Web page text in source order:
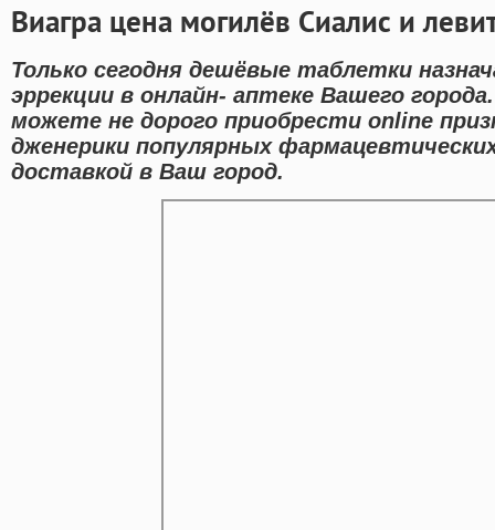
Виагра цена могилёв Сиалис и
Только сегодня дешёвые таблетки
эррекции в онлайн- аптеке Вашего
можете не дорого приобрести online
дженерики популярных
доставкой в Ваш город.